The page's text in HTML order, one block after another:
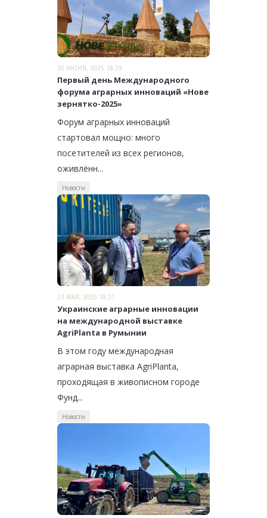
20 ИЮНЯ, 2025 18:29
Первый день Международного
форума аграрных инноваций «Нове
зернятко-2025»
Форум аграрных инноваций
стартовал мощно: много
посетителей из всех регионов,
оживлённ...
Новости
23 МАЯ, 2025 18:21
Украинские аграрные инновации
на международной выставке
AgriPlanta в Румынии
В этом году международная
аграрная выставка AgriPlanta,
проходящая в живописном городе
Фунд...
Новости